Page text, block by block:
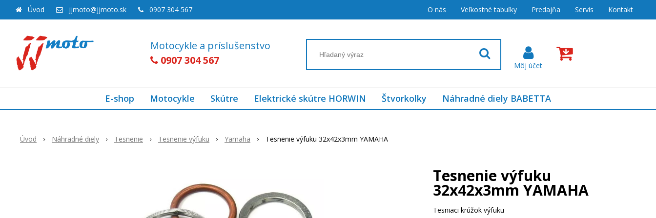
Motocykle a príslušenstvo
0907 304 567
Úvod jjmoto@jjmoto.sk 0907 304 567 O nás Veľkostné tabuľky Predajňa Servis Kontakt
E-shop Motocykle Skútre Elektrické skútre HORWIN Štvorkolky Náhradné diely BABETTA
Úvod Náhradné diely Tesnenie Tesnenie výfuku Yamaha Tesnenie výfuku 32x42x3mm YAMAHA
Tesnenie výfuku
32x42x3mm YAMAHA
Tesniaci krúžok výfuku